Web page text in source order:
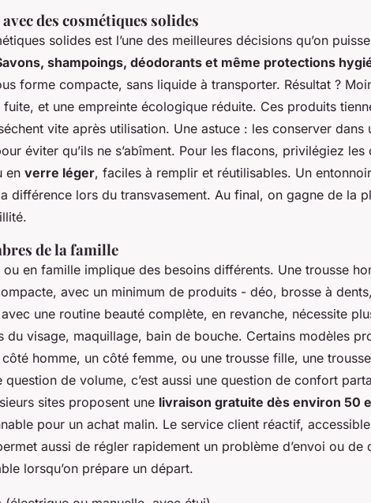
des cosmétiques solides
solides est l’une des meilleures décisions qu’on
shampoings, déodorants et même protections
forme compacte, sans liquide à transporter. Résultat ?
et une empreinte écologique réduite. Ces produits
vite après utilisation. Une astuce : les conserver dans
éviter qu’ils ne s’abîment. Pour les flacons, privilégiez les
en verre léger, faciles à remplir et réutilisables. Un entonnoir
différence lors du transvasement. Au final, on gagne de la
de la famille
en famille implique des besoins différents. Une trousse
avec un minimum de produits - déo, brosse à
avec une routine beauté complète, en revanche, nécessite
du visage, maquillage, bain de bouche. Certains modèles
homme, un côté femme, ou une trousse fille, une
question de volume, c’est aussi une question de confort
sites proposent une livraison gratuite dès environ 50
pour un achat malin. Le service client réactif,
aussi de régler rapidement un problème d’envoi ou de
lorsqu’on prépare un départ.